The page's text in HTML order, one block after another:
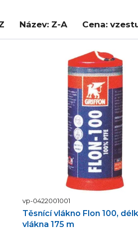
Název: Z-A Cena:
vp-0422001001
Těsnící vlákno Flon 100,
vlákna 175 m